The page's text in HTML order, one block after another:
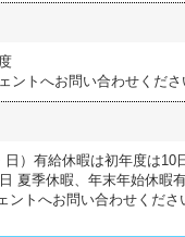
ントへお問い合わせくださ
）有給休暇は初年度は10
夏季休暇、年末年始休暇
トへお問い合わせくださ